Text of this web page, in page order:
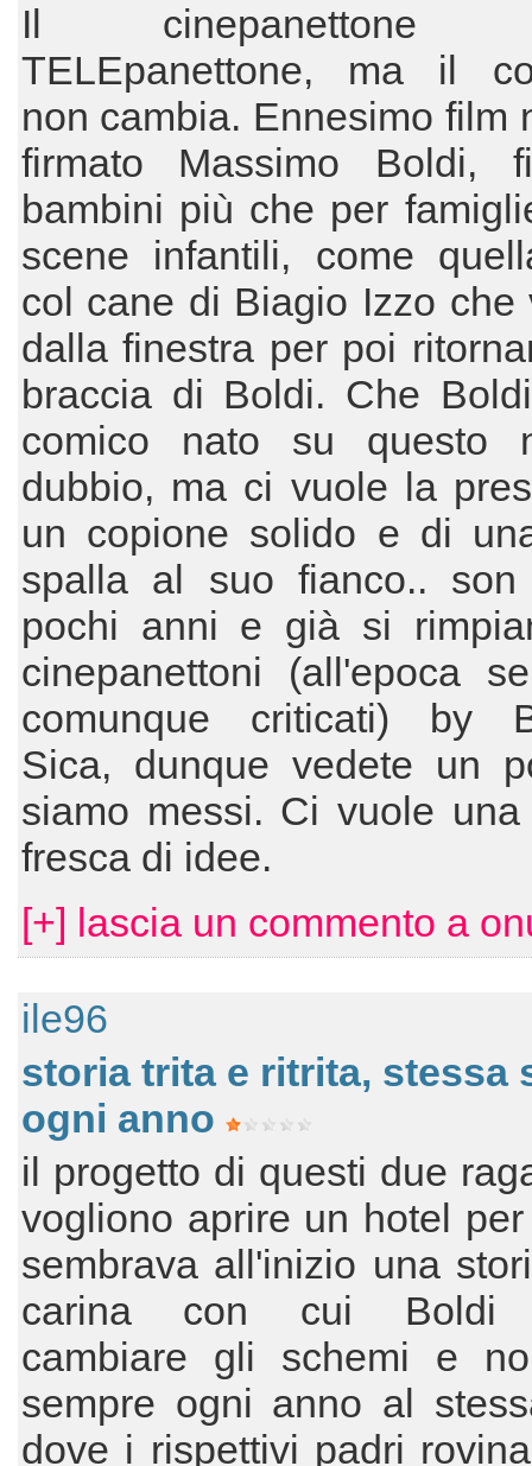
Il cinepanettone
TELEpanettone, ma il
non cambia. Ennesimo film
firmato Massimo Boldi,
bambini più che per
scene infantili, come
col cane di Biagio Izzo che
dalla finestra per poi
braccia di Boldi. Che
comico nato su questo
dubbio, ma ci vuole la
un copione solido e di
spalla al suo fianco.. son
pochi anni e già si
cinepanettoni (all'epoca
comunque criticati) by
Sica, dunque vedete un
siamo messi. Ci vuole una
fresca di idee.
[+] lascia un commento a
ile96
storia trita e ritrita, stessa
ogni anno
il progetto di questi due
vogliono aprire un hotel
sembrava all'inizio una
carina con cui Boldi
cambiare gli schemi e
sempre ogni anno al
dove i rispettivi padri